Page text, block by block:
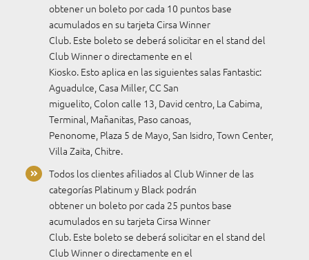
obtener un boleto por cada 10 puntos base
acumulados en su tarjeta Cirsa Winner
Club. Este boleto se deberá solicitar en el stand del
Club Winner o directamente en el
Kiosko. Esto aplica en las siguientes salas Fantastic:
Aguadulce, Casa Miller, CC San
miguelito, Colon calle 13, David centro, La Cabima,
Terminal, Mañanitas, Paso canoas,
Penonome, Plaza 5 de Mayo, San Isidro, Town Center,
Villa Zaita, Chitre.
Todos los clientes afiliados al Club Winner de las
categorías Platinum y Black podrán
obtener un boleto por cada 25 puntos base
acumulados en su tarjeta Cirsa Winner
Club. Este boleto se deberá solicitar en el stand del
Club Winner o directamente en el